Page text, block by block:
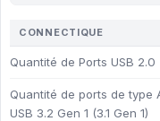
CONNECTIQUE
Quantité de Ports USB 2.0
Quantité de ports de type
USB 3.2 Gen 1 (3.1 Gen 1)